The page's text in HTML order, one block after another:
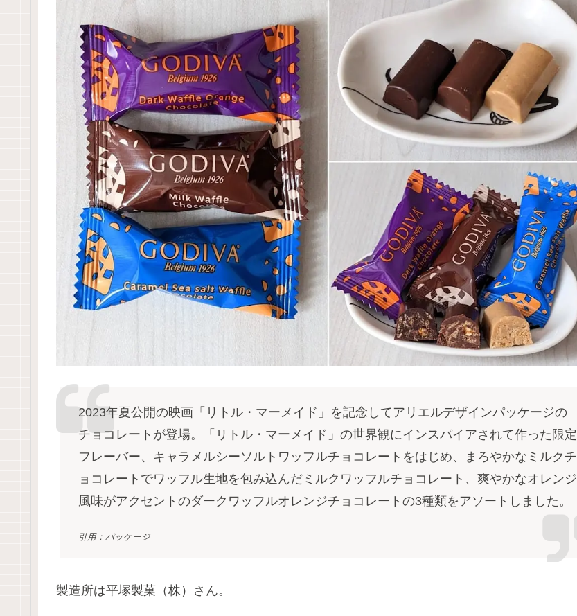
2023年夏公開の映画「リトル・マーメイド」を記念してアリエルデザインパッケージの
チョコレートが登場。「リトル・マーメイド」の世界観にインスパイアされて作った限定
フレーバー、キャラメルシーソルトワッフルチョコレートをはじめ、まろやかなミルクチ
ョコレートでワッフル生地を包み込んだミルクワッフルチョコレート、爽やかなオレンジ
風味がアクセントのダークワッフルオレンジチョコレートの3種類をアソートしました。
引用：パッケージ
製造所は平塚製菓（株）さん。